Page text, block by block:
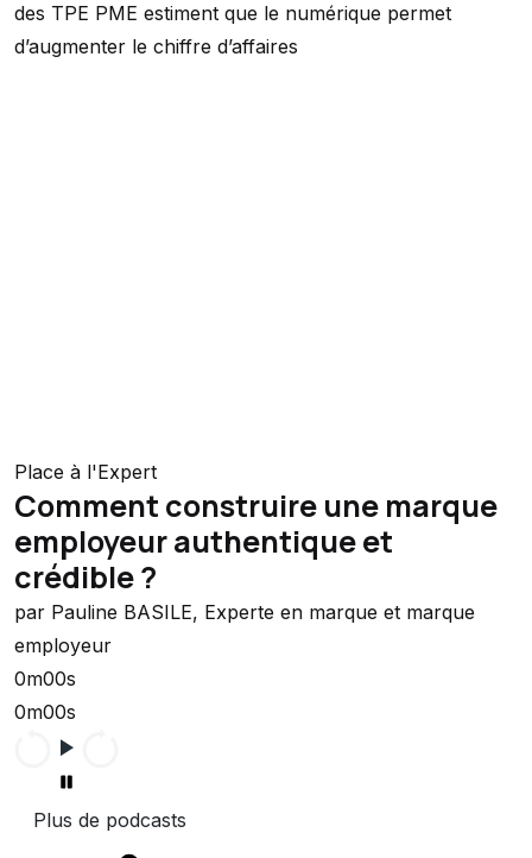
des TPE PME estiment que le numérique permet
d’augmenter le chiffre d’affaires
Place à l'Expert
Comment construire une marque
employeur authentique et
crédible ?
par Pauline BASILE, Experte en marque et marque
employeur
0m00s
0m00s
Plus de podcasts